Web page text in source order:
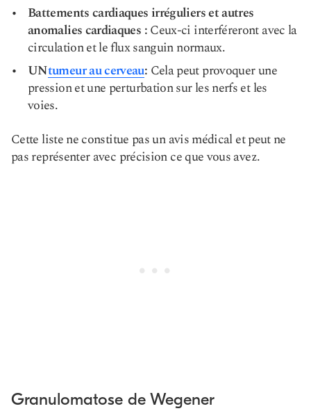
Battements cardiaques irréguliers et autres
anomalies cardiaques :Ceux-ci interféreront avec la
circulation et le flux sanguin normaux.
UNtumeur au cerveau: Cela peut provoquer une
pression et une perturbation sur les nerfs et les
voies.
Cette liste ne constitue pas un avis médical et peut ne
pas représenter avec précision ce que vous avez.
Granulomatose de Wegener